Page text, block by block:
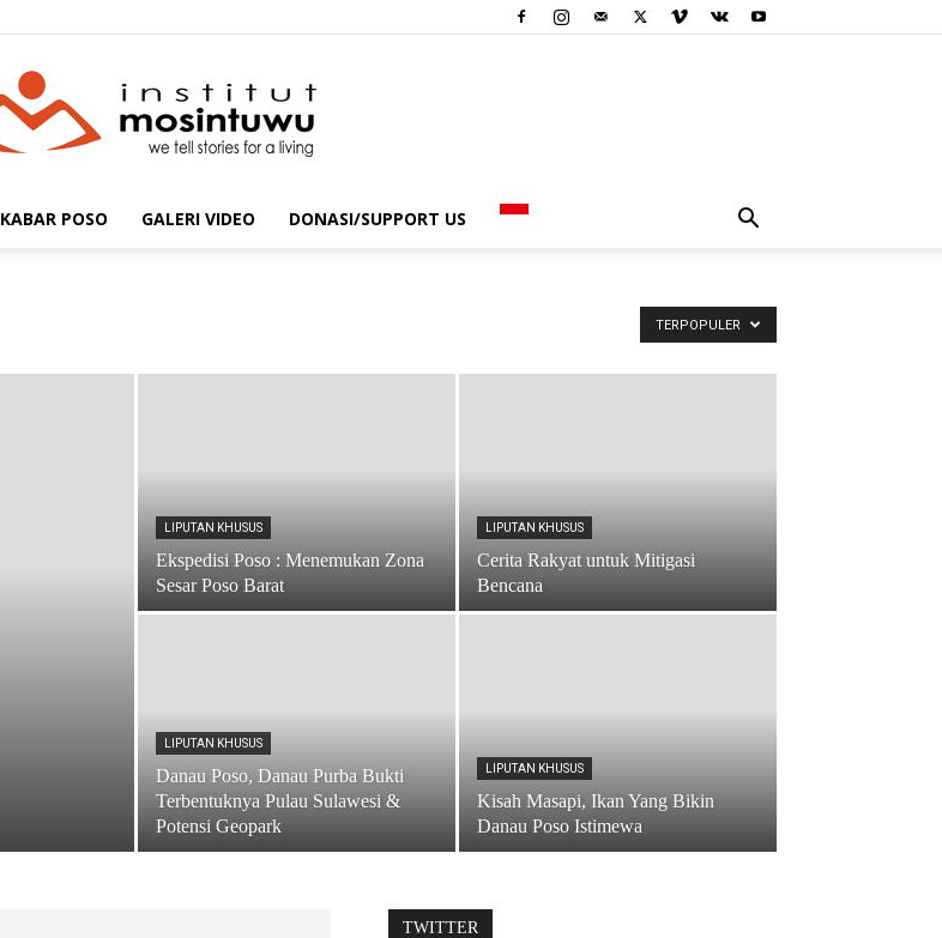
KABAR POSO GALERI VIDEO DONASI/SUPPORT US
TERPOPULER
LIPUTAN KHUSUS
Ekspedisi Poso : Menemukan Zona
Sesar Poso Barat
LIPUTAN KHUSUS
Cerita Rakyat untuk Mitigasi
Bencana
LIPUTAN KHUSUS
Danau Poso, Danau Purba Bukti
Terbentuknya Pulau Sulawesi &
Potensi Geopark
LIPUTAN KHUSUS
Kisah Masapi, Ikan Yang Bikin
Danau Poso Istimewa
TWITTER